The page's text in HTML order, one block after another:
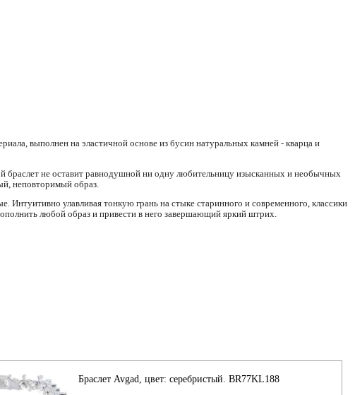
выполнен на эластичной основе из бусин натуральных камней - кварца и
браслет не оставит равнодушной ни одну любительницу изысканных и необычных
неповторимый образ.
улавливая тонкую грань на стыке старинного и современного, классики
любой образ и привести в него завершающий яркий штрих.
Браслет Avgad, цвет: серебристый. BR77KL188